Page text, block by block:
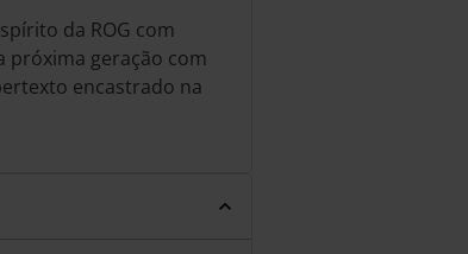
da ROG com
próxima geração com
encastrado na